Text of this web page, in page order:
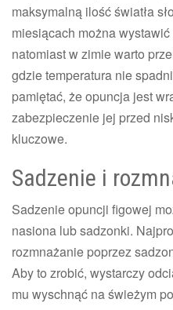
maksymalną ilość światła
miesiącach można
natomiast w zimie warto
gdzie temperatura nie
pamiętać, że opuncja jest
zabezpieczenie jej przed
kluczowe.
Sadzenie i
Sadzenie opuncji figowej
nasiona lub sadzonki.
rozmnażanie poprzez
Aby to zrobić, wystarczy
mu wyschnąć na świeżym